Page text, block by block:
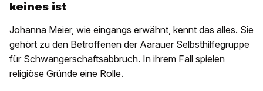
keines ist
Johanna Meier, wie eingangs erwähnt, kennt das alles. Sie
gehört zu den Betroffenen der Aarauer Selbsthilfegruppe
für Schwangerschaftsabbruch. In ihrem Fall spielen
religiöse Gründe eine Rolle.